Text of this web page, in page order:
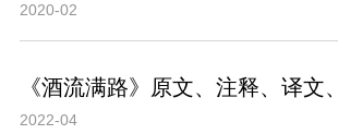
2020-02
《酒流满路》原文、注释、译文
2022-04